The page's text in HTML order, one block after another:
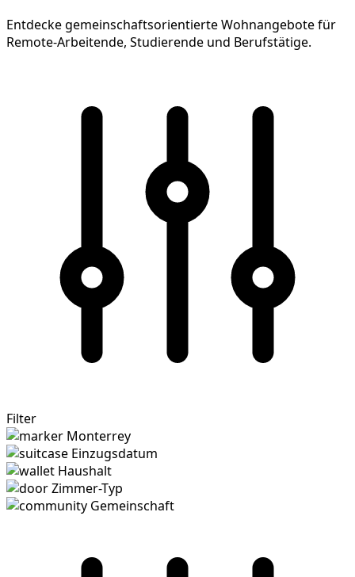
Entdecke gemeinschaftsorientierte Wohnangebote für
Remote-Arbeitende, Studierende und Berufstätige.
Filter
Monterrey
Einzugsdatum
Haushalt
Zimmer-Typ
Gemeinschaft